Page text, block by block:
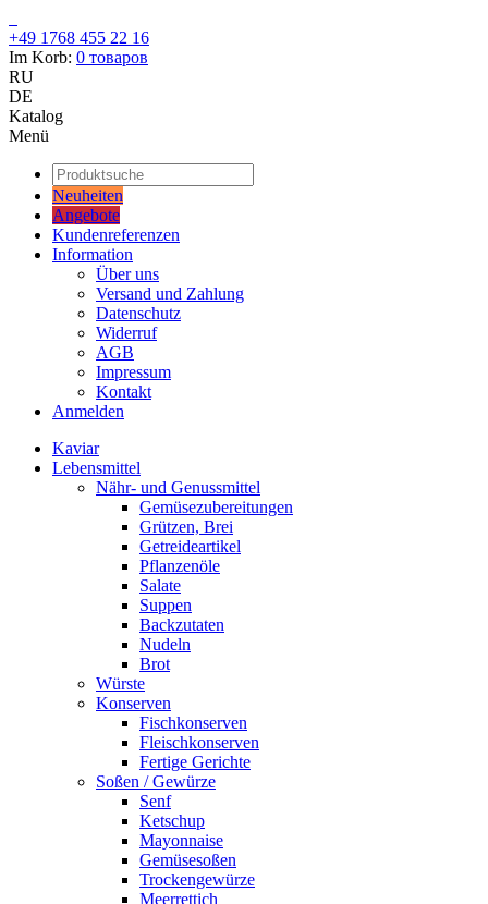
+49 1768 455 22 16
Im Korb: 0 товаров
RU
DE
Katalog
Menü
Neuheiten
Angebote
Kundenreferenzen
Information
Über uns
Versand und Zahlung
Datenschutz
Widerruf
AGB
Impressum
Kontakt
Anmelden
Kaviar
Lebensmittel
Nähr- und Genussmittel
Gemüsezubereitungen
Grützen, Brei
Getreideartikel
Pflanzenöle
Salate
Suppen
Backzutaten
Nudeln
Brot
Würste
Konserven
Fischkonserven
Fleischkonserven
Fertige Gerichte
Soßen / Gewürze
Senf
Ketschup
Mayonnaise
Gemüsesoßen
Trockengewürze
Meerrettich